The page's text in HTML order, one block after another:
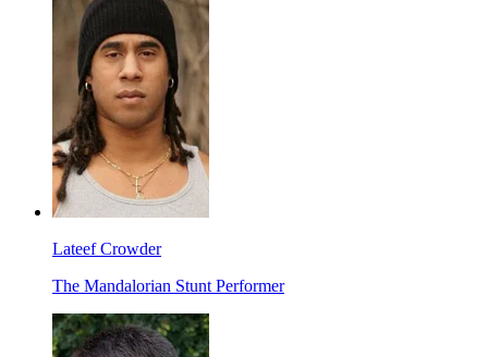
Lateef Crowder
The Mandalorian Stunt Performer